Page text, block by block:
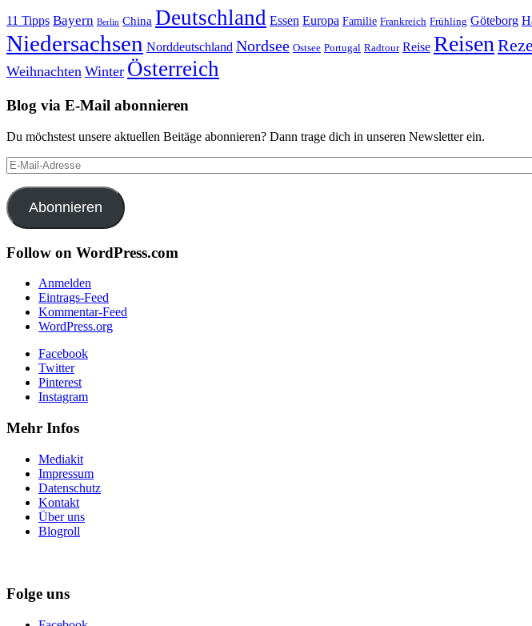
11 Tipps Bayern Berlin China Deutschland Essen Europa Familie Frankreich Frühling Göteborg
Niedersachsen Norddeutschland Nordsee Ostsee Portugal Radtour Reise Reisen
Weihnachten Winter Österreich
Blog via E-Mail abonnieren
Du möchstest unsere aktuellen Beitäge abonnieren? Dann trage dich in unseren Newsletter ein.
E-
Mail-
Adresse
Abonnieren
Follow on WordPress.com
Anmelden
Eintrags-Feed
Kommentar-Feed
WordPress.org
Facebook
Twitter
Pinterest
Instagram
Mehr Infos
Mediakit
Impressum
Datenschutz
Kontakt
Über uns
Blogroll
Folge uns